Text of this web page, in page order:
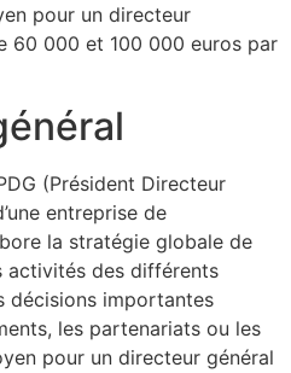
pour un directeur
60 000 et 100 000 euros par
(Président Directeur
entreprise de
la stratégie globale de
activités des différents
décisions importantes
les partenariats ou les
pour un directeur général